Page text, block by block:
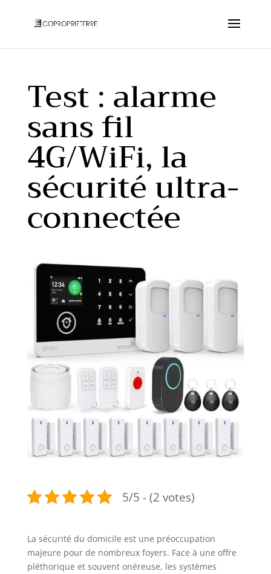
Test : alarme
sans fil
4G/WiFi, la
sécurité ultra-
connectée
5/5 - (2 votes)
La sécurité du domicile est une préoccupation
majeure pour de nombreux foyers. Face à une offre
pléthorique et souvent onéreuse, les systèmes